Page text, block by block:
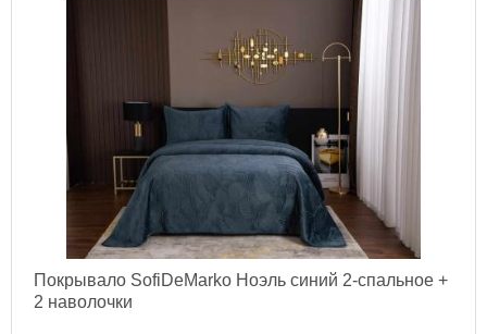
Покрывало SofiDeMarko Ноэль синий 2-спальное +
2 наволочки